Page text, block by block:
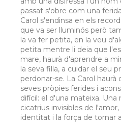
passat s'obre com una
Carol s'endinsa en els
que va ser lluminós però
la va fer petita, en la veu
petita mentre li deia que
mare, haurà d'aprendre a
la seva filla, a cuidar el seu
perdonar-se. La Carol
seves pròpies ferides i
difícil: el d'una mateixa. Una
cicatrius invisibles de
identitat i la força de tornar